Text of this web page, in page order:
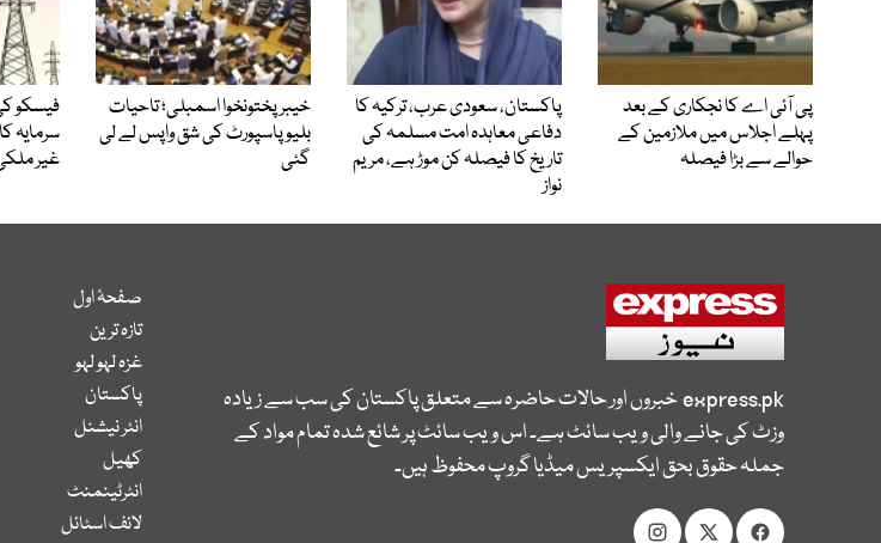
پی آئی اے کا نجکاری کے بعد
پہلے اجلاس میں ملازمین کے
حوالے سے بڑا فیصلہ
پاکستان، سعودی عرب، ترکیہ کا
دفاعی معاہدہ امت مسلمہ کی
تاریخ کا فیصلہ کن موڑ ہے، مریم
نواز
خیبرپختونخوا اسمبلی؛ تاحیات
بلیو پاسپورٹ کی شق واپس لے لی
گئی
فیسکو
غیر
express.pkخبروں اور حالات حاضرہ سے متعلق پاکستان کی سب سے زیادہ
وزٹ کی جانے والی ویب سائٹ ہے۔ اس ویب سائٹ پر شائع شدہ تمام مواد کے
جملہ حقوق بحق ایکسپریس میڈیا گروپ محفوظ ہیں۔
صفحۂ اول
تازہ ترین
غزہ لہو لہو
پاکستان
انٹر نیشنل
کھیل
انٹرٹینمنٹ
لائف اسٹائل